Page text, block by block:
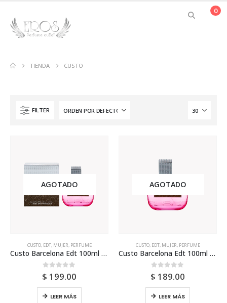
0
TIENDA CUSTO
FILTER
AGOTADO
CUSTO, EDT, MUJER, PERFUME
Custo Barcelona Edt 100ml Para Mujer
0 out of 5
$ 199.00
LEER MÁS
AGOTADO
CUSTO, EDT, MUJER, PERFUME
Custo Barcelona Edt 100ml Tester Para Mujer
0 out of 5
$ 189.00
LEER MÁS